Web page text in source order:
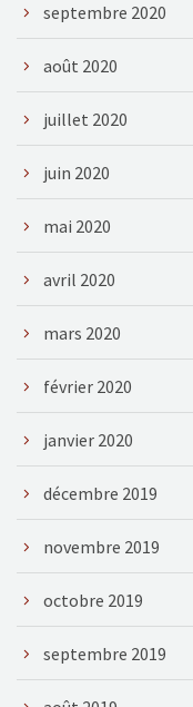
septembre 2020
août 2020
juillet 2020
juin 2020
mai 2020
avril 2020
mars 2020
février 2020
janvier 2020
décembre 2019
novembre 2019
octobre 2019
septembre 2019